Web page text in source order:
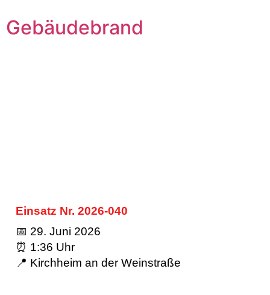
Gebäudebrand
Einsatz Nr. 2026-040
📅 29. Juni 2026
⏰ 1:36 Uhr
📍 Kirchheim an der Weinstraße